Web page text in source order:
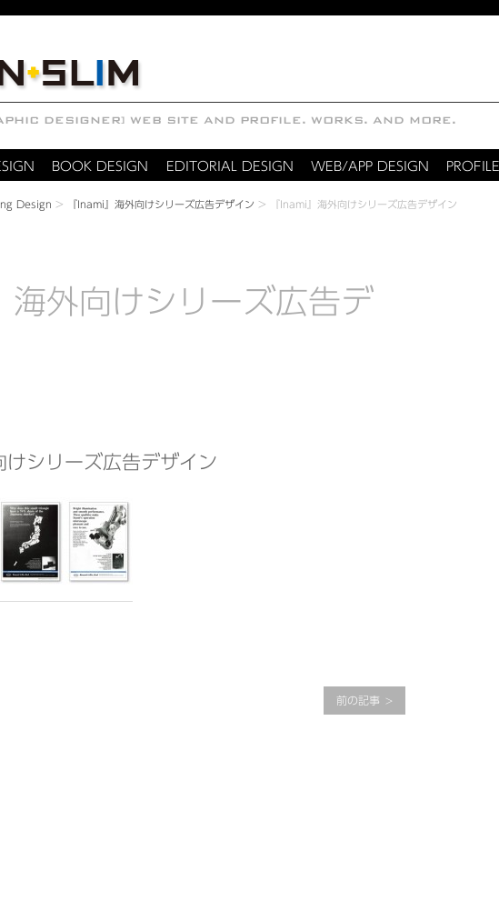
BOOK DESIGN EDITORIAL DESIGN WEB/APP DESIGN PROFILE
Design > 『Inami』海外向けシリーズ広告デザイン > 『Inami』海外向けシリーズ広告デザイン
海外向けシリーズ広告デ
けシリーズ広告デザイン
前の記事